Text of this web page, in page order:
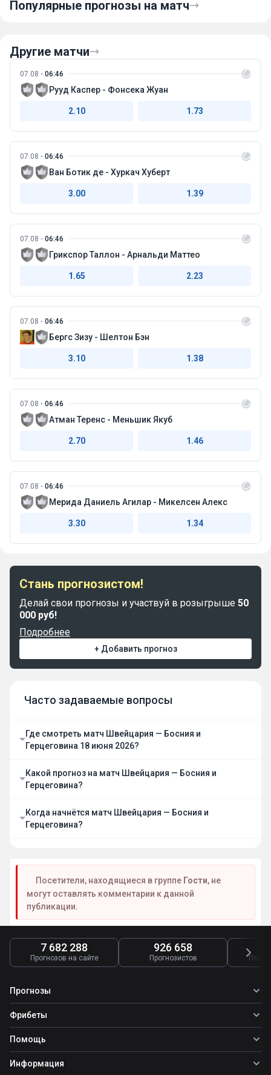
Популярные прогнозы на матч
Другие матчи
07.08 06:46
Рууд Каспер - Фонсека Жуан
2.10 1.73
07.08 06:46
Ван Ботик де - Хуркач Хуберт
3.00 1.39
07.08 06:46
Грикспор Таллон - Арнальди Маттео
1.65 2.23
07.08 06:46
Бергс Зизу - Шелтон Бэн
3.10 1.38
07.08 06:46
Атман Теренс - Меньшик Якуб
2.70 1.46
07.08 06:46
Мерида Даниель Агилар - Микелсен Алекс
3.30 1.34
Стань прогнозистом!
Делай свои прогнозы и участвуй в розыгрыше 50
000 руб!
Подробнее
+ Добавить прогноз
Часто задаваемые вопросы
Где смотреть матч Швейцария — Босния и
Герцеговина 18 июня 2026?
Какой прогноз на матч Швейцария — Босния и
Герцеговина?
Когда начнётся матч Швейцария — Босния и
Герцеговина?
Посетители, находящиеся в группе Гости, не
могут оставлять комментарии к данной
публикации.
7 682 288
Прогнозов на сайте
926 658
Прогнозистов
Прогнозы
Все прогнозы
Топ ставок
Прогнозы на футбол
Фрибеты
Фрибеты
Фрибет Ubet
Фрибет Фонбет
Помощь
Школа ставок
Информация